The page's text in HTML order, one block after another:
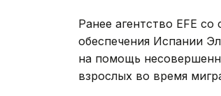
Ранее агентство EFE
обеспечения Испании
на помощь
взрослых во время